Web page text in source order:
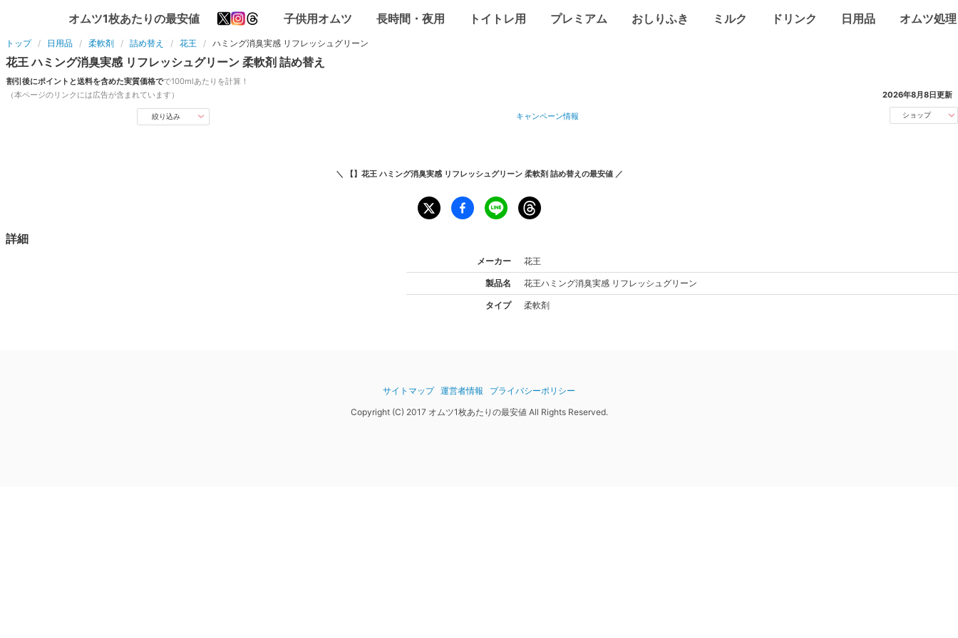
オムツ1枚あたりの最安値 子供用オムツ 長時間・夜用 トイトレ用 プレミアム おしりふき ミルク ドリンク 日用品 オムツ処理
トップ 日用品 柔軟剤 詰め替え 花王 ハミング消臭実感 リフレッシュグリーン
花王 ハミング消臭実感 リフレッシュグリーン 柔軟剤 詰め替え
割引後にポイントと送料を含めた実質価格でで100mlあたりを計算！
（本ページのリンクには広告が含まれています）
2026年8月8日更新
絞り込み キャンペーン情報 ショップ
＼ 【】花王 ハミング消臭実感 リフレッシュグリーン 柔軟剤 詰め替え の最安値 ／
詳細
メーカー 花王
製品名 花王ハミング消臭実感 リフレッシュグリーン
タイプ 柔軟剤
サイトマップ 運営者情報
プライバシーポリシー
Copyright (C) 2017 オムツ1枚あたりの最安値 All Rights Reserved.